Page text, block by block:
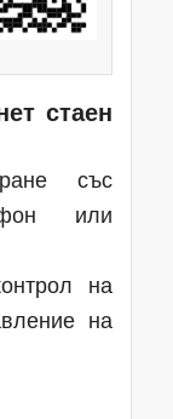
стаен
със
или
на
на